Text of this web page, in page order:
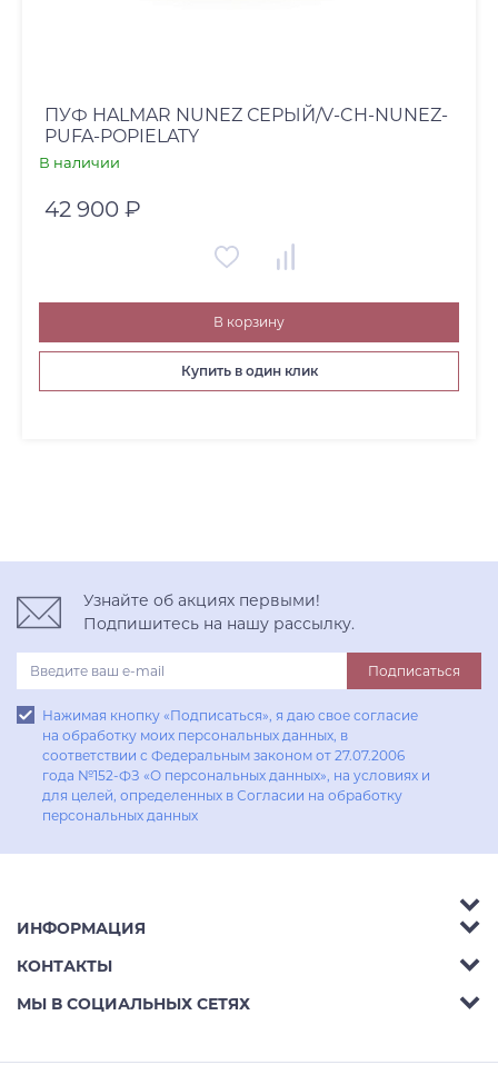
ПУФ HALMAR NUNEZ СЕРЫЙ/V-CH-NUNEZ-
PUFA-POPIELATY
В наличии
42 900 ₽
В корзину
Купить в один клик
Узнайте об акциях первыми!
Подпишитесь на нашу рассылку.
Подписаться
Нажимая кнопку «Подписаться», я даю свое согласие
на обработку моих персональных данных, в
соответствии с Федеральным законом от 27.07.2006
года №152-ФЗ «О персональных данных», на условиях и
для целей, определенных в Согласии на обработку
персональных данных
Аксессуары
Гостиные
Кабинеты
ИНФОРМАЦИЯ
Акции
Доставка
КОНТАКТЫ
Телефон: 8 (800) 302-42-39
МЫ В СОЦИАЛЬНЫХ СЕТЯХ